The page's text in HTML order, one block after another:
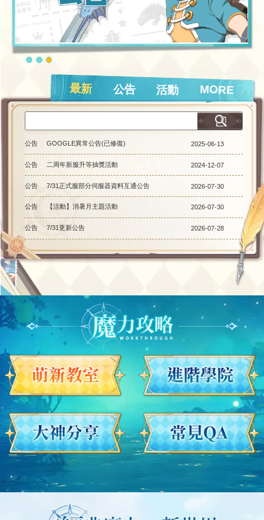
最新 公告 活動 MORE
公告 GOOGLE異常公告(已修復) 2025-06-13
公告 二周年新服升等抽獎活動 2024-12-07
公告 7/31正式服部分伺服器資料互通公告 2026-07-30
公告 【活動】消暑月主題活動 2026-07-30
公告 7/31更新公告 2026-07-28